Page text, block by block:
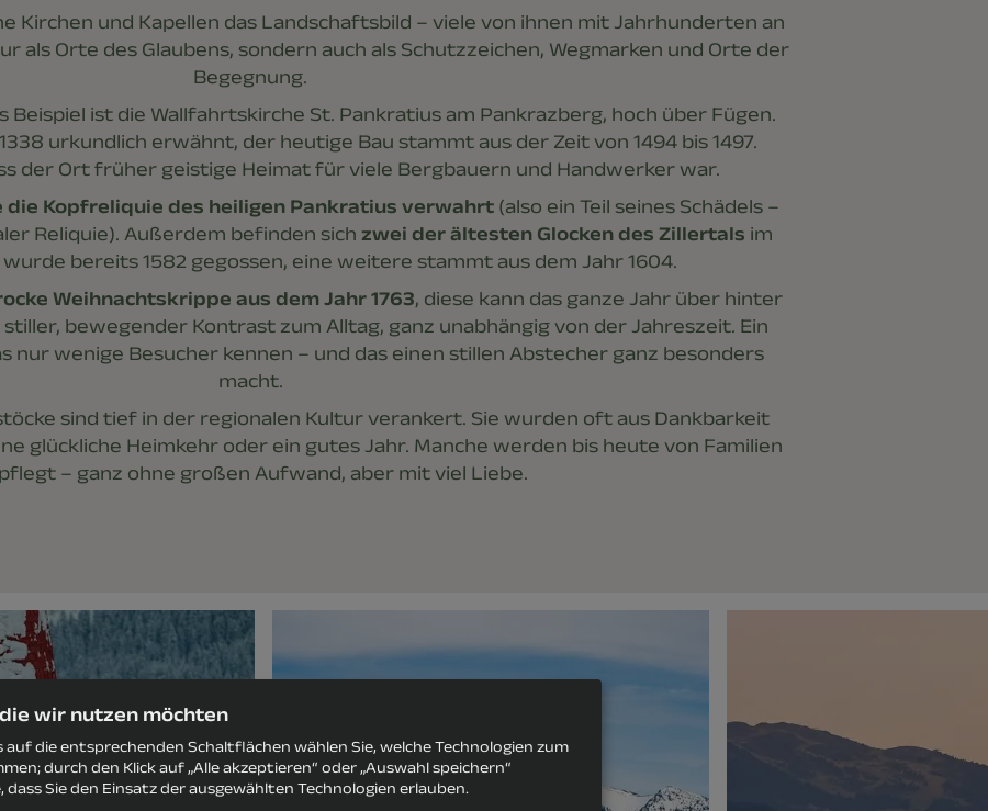
Kirchen und Kapellen das Landschaftsbild – viele von ihnen mit Jahrhunderten an
als Orte des Glaubens, sondern auch als Schutzzeichen, Wegmarken und Orte der
Begegnung.
Beispiel ist die Wallfahrtskirche St. Pankratius am Pankrazberg, hoch über Fügen.
urkundlich erwähnt, der heutige Bau stammt aus der Zeit von 1494 bis 1497.
der Ort früher geistige Heimat für viele Bergbauern und Handwerker war.
die Kopfreliquie des heiligen Pankratius verwahrt (also ein Teil seines Schädels –
Reliquie). Außerdem befinden sich zwei der ältesten Glocken des Zillertals im
bereits 1582 gegossen, eine weitere stammt aus dem Jahr 1604.
Weihnachtskrippe aus dem Jahr 1763, diese kann das ganze Jahr über hinter
bewegender Kontrast zum Alltag, ganz unabhängig von der Jahreszeit. Ein
nur wenige Besucher kennen – und das einen stillen Abstecher ganz besonders
macht.
sind tief in der regionalen Kultur verankert. Sie wurden oft aus Dankbarkeit
glückliche Heimkehr oder ein gutes Jahr. Manche werden bis heute von Familien
– ganz ohne großen Aufwand, aber mit viel Liebe.
wir nutzen möchten
auf die entsprechenden Schaltflächen wählen Sie, welche Technologien zum
durch den Klick auf „Alle akzeptieren“ oder „Auswahl speichern“
dass Sie den Einsatz der ausgewählten Technologien erlauben.